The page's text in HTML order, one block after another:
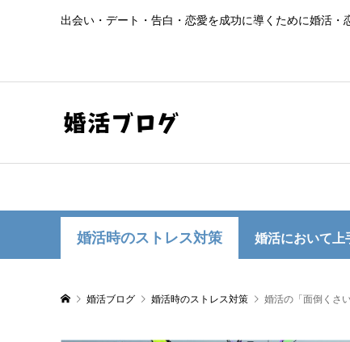
出会い・デート・告白・恋愛を成功に導くために婚活
婚活時のストレス対策 婚活において上
婚活ブログ 婚活時のストレス対策 婚活の「面倒くさ